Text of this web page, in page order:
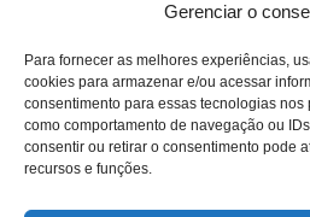
Gerenciar o
Para fornecer as melhores experiências,
cookies para armazenar e/ou acessar
consentimento para essas tecnologias
como comportamento de navegação ou
consentir ou retirar o consentimento pode
recursos e funções.
Gluten‑free
Hipocalórica
Low Carb
Nenhum
Paleo